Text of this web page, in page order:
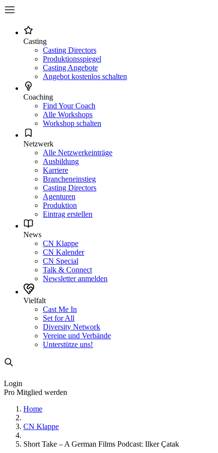
Casting
Casting Directors
Produktionsspiegel
Casting Angebote
Angebot kostenlos schalten
Coaching
Find Your Coach
Alle Workshops
Workshop schalten
Netzwerk
Alle Netzwerkeinträge
Ausbildung
Karriere
Brancheneinstieg
Casting Directors
Agenturen
Produktion
Eintrag erstellen
News
CN Klappe
CN Kalender
CN Special
Talk & Connect
Newsletter anmelden
Vielfalt
Cast Me In
Set for All
Diversity Network
Vereine und Verbände
Unterstütze uns!
Login
Pro Mitglied werden
Home
CN Klappe
Short Take – A German Films Podcast: Ilker Çatak